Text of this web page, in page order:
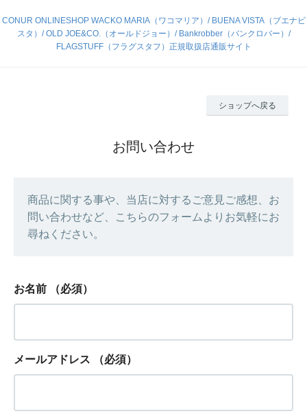
CONUR ONLINESHOP WACKO MARIA（ワコマリア）/ BUENA VISTA（ブエナビ
スタ）/ OLD JOE&CO.（オールドジョー）/ Bankrobber（バンクロバー）/
FLAGSTUFF（フラグスタフ）正規取扱店通販サイト
ショップへ戻る
お問い合わせ
商品に関する事や、当店に対するご意見ご感想、お
問い合わせなど、こちらのフォームよりお気軽にお
尋ねください。
お名前 （必須）
メールアドレス （必須）